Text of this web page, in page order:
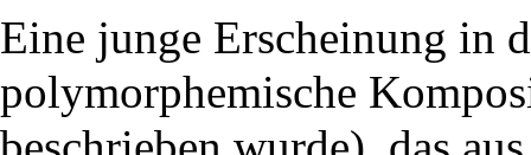
Eine junge Erscheinung in
polymorphemische